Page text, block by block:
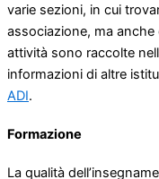
varie sezioni, in cui
associazione, ma
attività sono raccolte
informazioni di altre
ADI.
Formazione
La qualità